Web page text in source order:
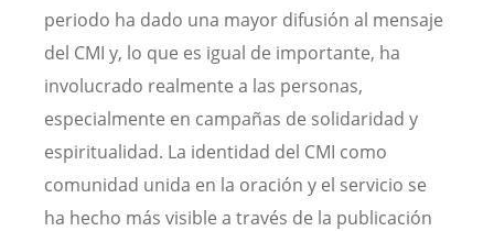
periodo ha dado una mayor difusión al mensaje
del CMI y, lo que es igual de importante, ha
involucrado realmente a las personas,
especialmente en campañas de solidaridad y
espiritualidad. La identidad del CMI como
comunidad unida en la oración y el servicio se
ha hecho más visible a través de la publicación